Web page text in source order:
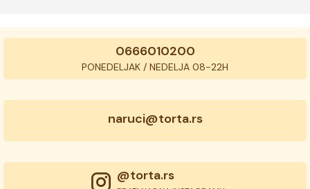
0666010200
PONEDELJAK / NEDELJA 08-22H
naruci@torta.rs
@torta.rs